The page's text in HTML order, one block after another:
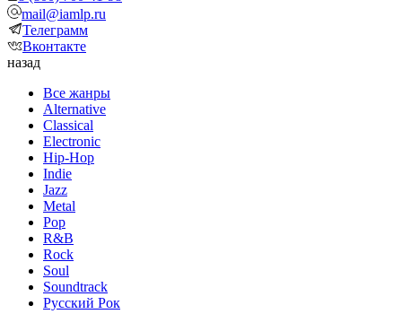
mail@iamlp.ru
Телеграмм
Вконтакте
назад
Все жанры
Alternative
Classical
Electronic
Hip-Hop
Indie
Jazz
Metal
Pop
R&B
Rock
Soul
Soundtrack
Русский Рок